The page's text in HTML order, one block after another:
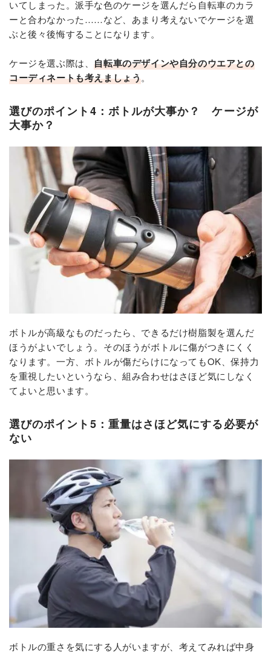
いてしまった。派手な色のケージを選んだら自転車のカラ
ーと合わなかった……など、あまり考えないでケージを選
ぶと後々後悔することになります。
ケージを選ぶ際は、自転車のデザインや自分のウエアとの
コーディネートも考えましょう。
選びのポイント4：ボトルが大事か？ ケージが
大事か？
ボトルが高級なものだったら、できるだけ樹脂製を選んだ
ほうがよいでしょう。そのほうがボトルに傷がつきにくく
なります。一方、ボトルが傷だらけになってもOK、保持力
を重視したいというなら、組み合わせはさほど気にしなく
てよいと思います。
選びのポイント5：重量はさほど気にする必要が
ない
ボトルの重さを気にする人がいますが、考えてみれば中身